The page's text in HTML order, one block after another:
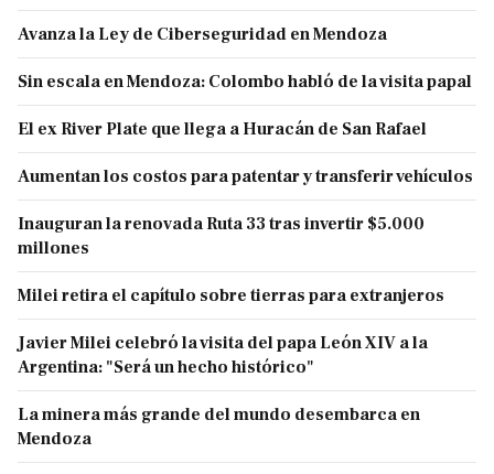
Avanza la Ley de Ciberseguridad en Mendoza
Sin escala en Mendoza: Colombo habló de la visita papal
El ex River Plate que llega a Huracán de San Rafael
Aumentan los costos para patentar y transferir vehículos
Inauguran la renovada Ruta 33 tras invertir $5.000
millones
Milei retira el capítulo sobre tierras para extranjeros
Javier Milei celebró la visita del papa León XIV a la
Argentina: "Será un hecho histórico"
La minera más grande del mundo desembarca en
Mendoza